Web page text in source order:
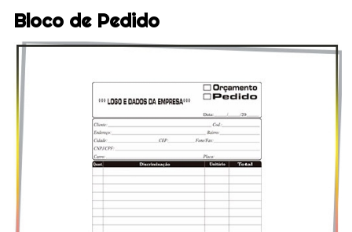
Bloco de Pedido